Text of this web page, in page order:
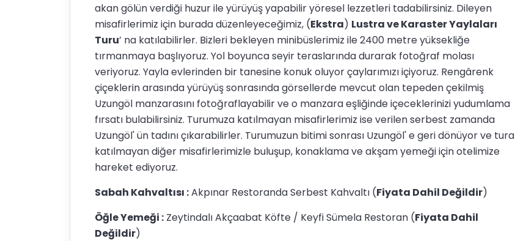
akan gölün verdiği huzur ile yürüyüş yapabilir yöresel lezzetleri tadabilirsiniz. Dileyen
misafirlerimiz için burada düzenleyeceğimiz, (Ekstra) Lustra ve Karaster Yaylaları
Turu’ na katılabilirler. Bizleri bekleyen minibüslerimiz ile 2400 metre yüksekliğe
tırmanmaya başlıyoruz. Yol boyunca seyir teraslarında durarak fotoğraf molası
veriyoruz. Yayla evlerinden bir tanesine konuk oluyor çaylarımızı içiyoruz. Rengârenk
çiçeklerin arasında yürüyüş sonrasında görsellerde mevcut olan tepeden çekilmiş
Uzungöl manzarasını fotoğraflayabilir ve o manzara eşliğinde içeceklerinizi yudumlama
fırsatı bulabilirsiniz. Turumuza katılmayan misafirlerimiz ise verilen serbest zamanda
Uzungöl' ün tadını çıkarabilirler. Turumuzun bitimi sonrası Uzungöl' e geri dönüyor ve tura
katılmayan diğer misafirlerimizle buluşup, konaklama ve akşam yemeği için otelimize
hareket ediyoruz.
Sabah Kahvaltısı :Akpınar Restoranda Serbest Kahvaltı (Fiyata Dahil Değildir)
Öğle Yemeği : Zeytindalı Akçaabat Köfte / Keyfi Sümela Restoran (Fiyata Dahil
Değildir)